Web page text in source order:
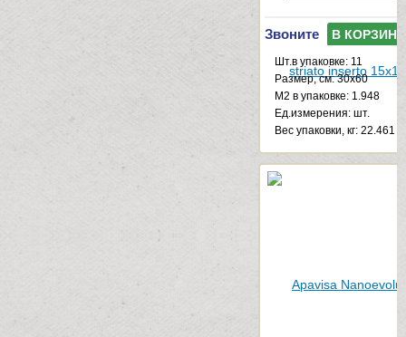
Звоните В КОРЗИНУ
Шт.в упаковке: 11
Размер, см: 30x60
М2 в упаковке: 1.948
Ед.измерения: шт.
Веc упаковки, кг: 22.461